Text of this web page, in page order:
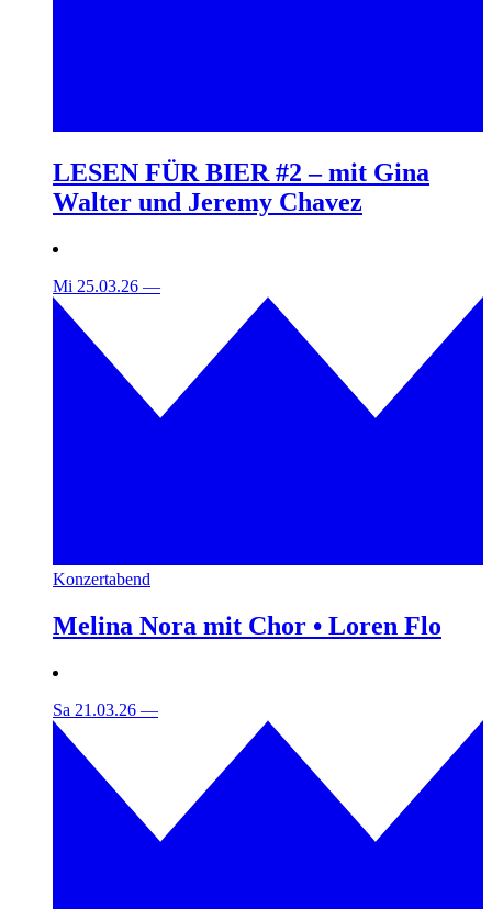
LESEN FÜR BIER #2 – mit Gina
Walter und Jeremy Chavez
Mi 25.03.26 —
Konzertabend
Melina Nora mit Chor • Loren Flo
Sa 21.03.26 —